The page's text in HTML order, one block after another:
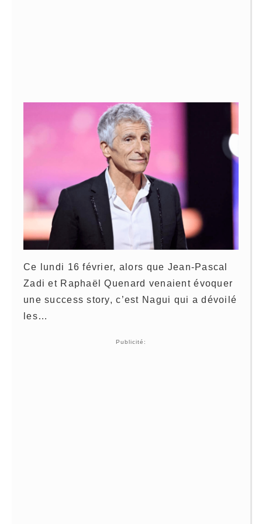
Ce lundi 16 février, alors que Jean-Pascal
Zadi et Raphaël Quenard venaient évoquer
une success story, c’est Nagui qui a dévoilé
les…
Publicité: